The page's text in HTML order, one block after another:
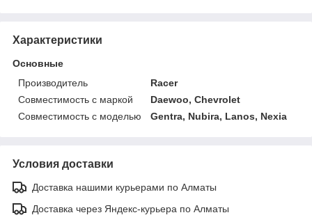
Характеристики
Основные
Производитель
Racer
Совместимость с маркой
Daewoo, Chevrolet
Совместимость с моделью
Gentra, Nubira, Lanos, Nexia
Условия доставки
Доставка нашими курьерами по Алматы
Доставка через Яндекс-курьера по Алматы